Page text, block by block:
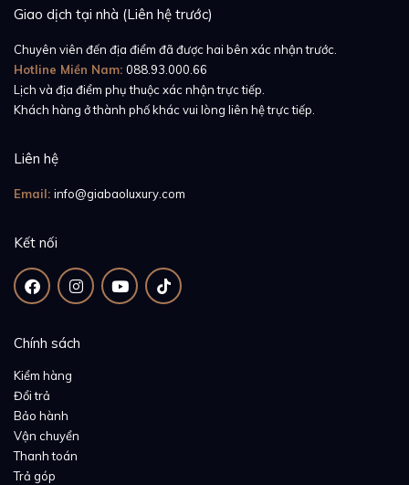
Về ngoại hình, Đồng Hồ Rolex Datejust 31 278273
không có gì nổi bật hơn những người chị em của mình.
tháng của những mẫu đồng hồ Datejust luôn có một
sức hút vô cùng lớn đối với những người mộ điệu.
số La Mã với chi tiết đính kim cương tại bộ số VI, có
phần hơi cổ điển, nhưng mặt số màu xám đã gây ấn
tượng sâu đậm trong trái tim người yêu mến bởi sự cá
Không có quá nhiều sự thay đổi trong thiết kế, tuy
nhiên, chỉ một cái nhấn nhá nhẹ nhàng thế thôi cũng
đủ làm say lòng biết bao người hâm mộ. Sản phẩm
hiện đang được bán tại Gia Bảo Luxury. Nếu bạn thực
sự bị mê đắm bởi vẻ đẹp của chiếc Đồng Hồ Rolex
Giao dịch tại nhà (Liên hệ trước)
Chuyên viên đến địa điểm đã được hai bên xác nhận trước.
Hotline Miền Nam: 088.93.000.66
Lịch và địa điểm phụ thuộc xác nhận trực tiếp.
Khách hàng ở thành phố khác vui lòng liên hệ trực tiếp.
Liên hệ
Email: info@giabaoluxury.com
Kết nối
Chính sách
Kiểm hàng
Đổi trả
Bảo hành
Vận chuyển
Thanh toán
Trả góp